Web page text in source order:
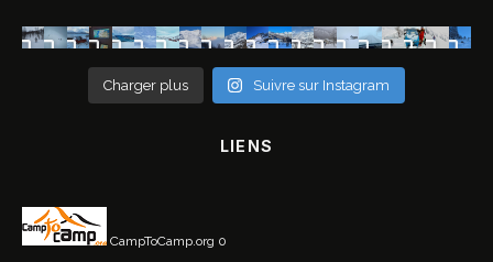
Charger plus Suivre sur Instagram
LIENS
CampToCamp.org 0